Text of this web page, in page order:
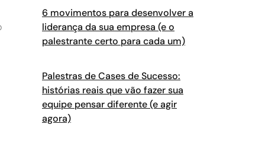
6 movimentos para desenvolver a
liderança da sua empresa (e o
palestrante certo para cada um)
Palestras de Cases de Sucesso:
histórias reais que vão fazer sua
equipe pensar diferente (e agir
agora)